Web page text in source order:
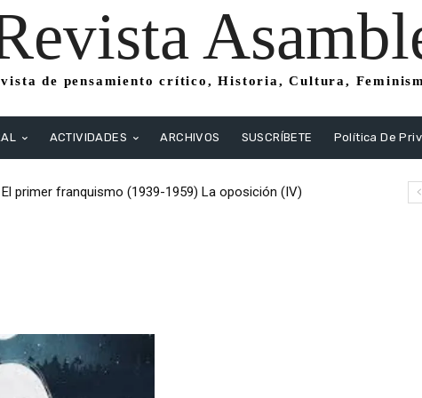
de pensamiento crítico, Historia, Cultura,
ACTIVIDADES ARCHIVOS SUSCRÍBETE Política De
El primer franquismo (1939-1959) La oposición (IV)